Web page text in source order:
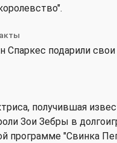
Спаркес подарили свои
получившая
Зои Зебры в
программе "Свинка